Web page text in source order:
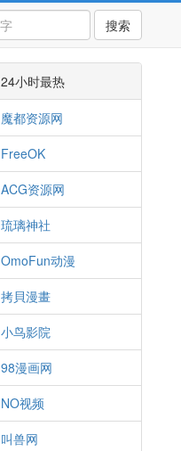
搜索
24小时最热
魔都资源网
FreeOK
ACG资源网
琉璃神社
OmoFun动漫
拷貝漫畫
小鸟影院
98漫画网
NO视频
叫兽网